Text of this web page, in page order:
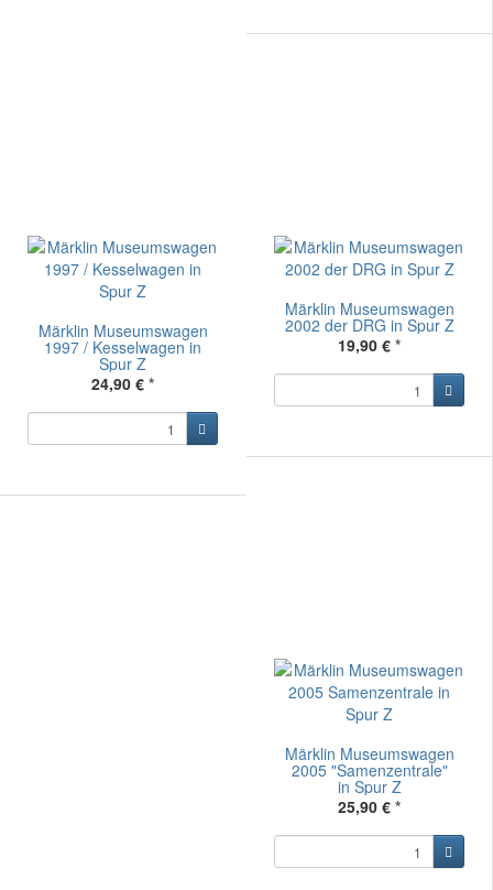
Märklin Museumswagen
1997 / Kesselwagen in
Spur Z
24,90 € *
Märklin Museumswagen
2002 der DRG in Spur Z
19,90 € *
Märklin Museumswagen
2005 "Samenzentrale"
in Spur Z
25,90 € *